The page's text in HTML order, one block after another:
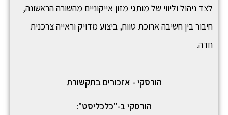
לצד ניהול וליווי של מותגי מזון אייקוניים מהשורה הראשונה,
חיבור בין חשיבה ארוכת טווח, ביצוע מדויק וראייה צרכנית
חדה.
הורסקי - אזכורים בתקשורת
הורסקי ב-"כלכליסט":